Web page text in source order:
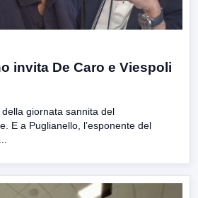
invita De Caro e Viespoli
giornata sannita del
E a Puglianello, l’esponente del